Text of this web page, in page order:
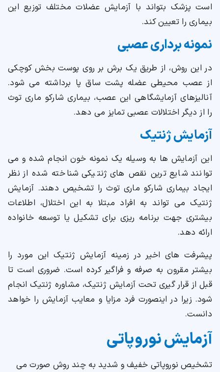
است پزشک بتواند با آزمایش عضلات مختلف توزیع این
بیماری را تعیین کند.
نمونه برداری عصبی
در این روش، از طریق یک برش بر روی پوست بخش کوچکی
از عصب محیطی عضله پشت ساق پا برداشته می شود.
آنالیزهای آزمایشگاهی این عصب، بیماری شارکو ماری توث
را از دیگر اختلالات عصبی تمایز می دهد.
آزمایش ژنتیک
این آزمایش ها به وسیله یک نمونه خون انجام شده و می
توانند شایع ترین نقص های ژنتیکی شناخته شده از نظر
ایجاد بیماری شارکو ماری توث را تشخیص دهند. آزمایش
ژنتیک می تواند به افراد مبتلا به این اختلال، اطلاعات
بیشتری جهت برنامه ریزی برای تشکیل یا توسعه خانواده
ارائه دهد.
پیشرفت های اخیر در زمینه آزمایش ژنتیک این مورد را
بیشتر مقرون به صرفه و فراگیر کرده است. ضروری است تا
قبل از قرار گیری تحت آزمایش ژنتیک، مشاوره ژنتیک انجام
شود. زیرا در اینصورت فرد مزایا و معایب آزمایش را خواهد
دانست.
آزمایش نوروپاتی
تشخیص نوروپاتی خفیف و شدید به چند روش صورت می